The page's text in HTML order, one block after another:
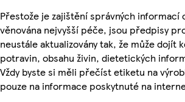
Přestože je zajištění správných informací
věnována nejvyšší péče, jsou předpisy
neustále aktualizovány tak, že může dojít
potravin, obsahu živin, dietetických
Vždy byste si měli přečíst etiketu na
pouze na informace poskytnuté na